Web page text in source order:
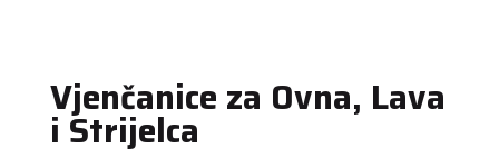
Vjenčanice za Ovna, Lava
i Strijelca